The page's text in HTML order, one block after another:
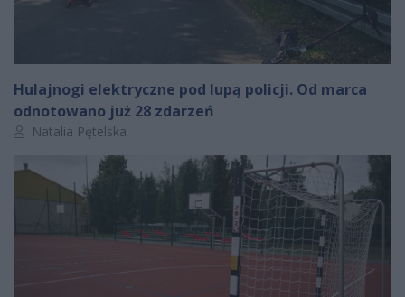
Hulajnogi elektryczne pod lupą policji. Od marca
odnotowano już 28 zdarzeń
Autor artykułu:
Natalia Pętelska